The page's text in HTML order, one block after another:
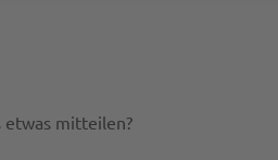
etwas mitteilen?